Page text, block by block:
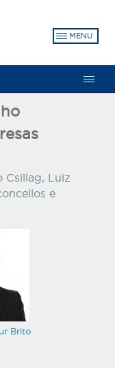
MENU
Csillag, Luiz
e
Brito